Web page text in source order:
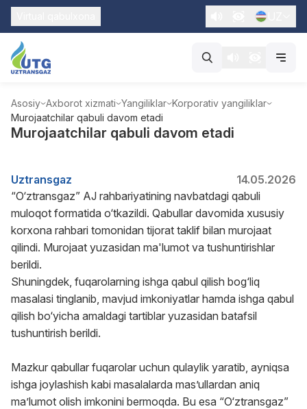
Asosiy Axborot xizmati Yangiliklar Korporativ yangiliklar
Murojaatchilar qabuli davom etadi
Murojaatchilar qabuli davom etadi
Uztransgaz
14.05.2026
“O‘ztransgaz” AJ rahbariyatining navbatdagi qabuli
muloqot formatida o‘tkazildi. Qabullar davomida xususiy
korxona rahbari tomonidan tijorat taklif bilan murojaat
qilindi. Murojaat yuzasidan ma'lumot va tushuntirishlar
berildi.
Shuningdek, fuqarolarning ishga qabul qilish bog‘liq
masalasi tinglanib, mavjud imkoniyatlar hamda ishga qabul
qilish bo‘yicha amaldagi tartiblar yuzasidan batafsil
tushuntirish berildi.
Mazkur qabullar fuqarolar uchun qulaylik yaratib, ayniqsa
ishga joylashish kabi masalalarda mas’ullardan aniq
ma’lumot olish imkonini bermoqda. Bu esa “O‘ztransgaz”